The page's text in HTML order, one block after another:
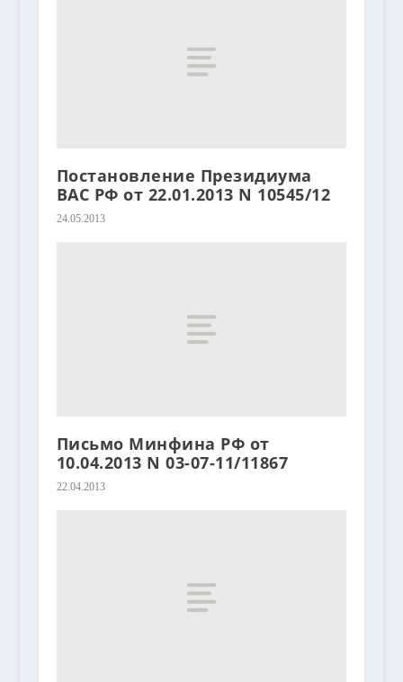
Постановление Президиума
ВАС РФ от 22.01.2013 N 10545/12
24.05.2013
Письмо Минфина РФ от
10.04.2013 N 03-07-11/11867
22.04.2013